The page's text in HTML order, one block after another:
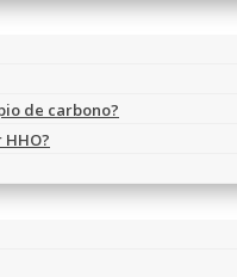
de carbono?